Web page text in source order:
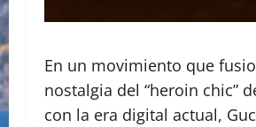
En un movimiento que
nostalgia del “heroin chic”
con la era digital actual,